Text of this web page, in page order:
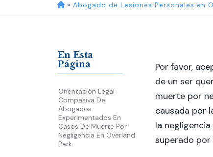
» Abogado de Lesiones Personales en
En Esta
Página
Orientación Legal
Compasiva De
Abogados
Experimentados En
Casos De Muerte Por
Negligencia En Overland
Park
Por favor,
de un ser
muerte por
causada por
la
superado